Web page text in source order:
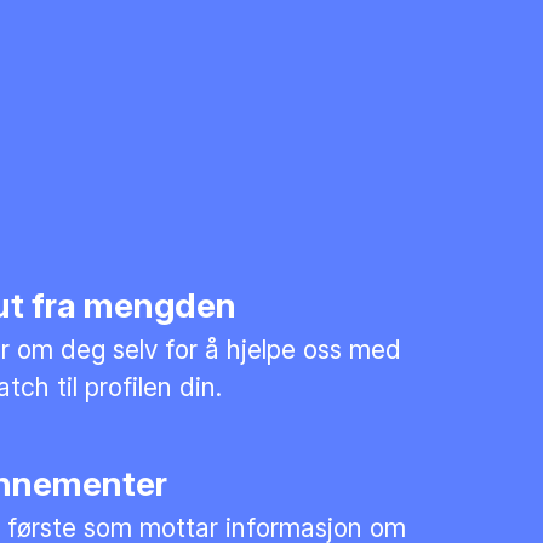
fra mengden
om deg selv for å hjelpe oss med
til profilen din.
som mottar informasjon om